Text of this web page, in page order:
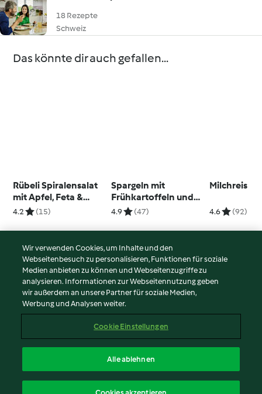
18 Rezepte
Schweiz
Das könnte dir auch gefallen...
Rübeli Spiralensalat
mit Apfel, Feta &
Nüssen
4.2 (15)
Spargeln mit
Frühkartoffeln und
Joghurthollandaise
4.9 (47)
Milchreis
4.6 (92)
© Copyright 2026
Nutzungsbedingungen
Datenschutzrichtlinien
Impressum
Inhalt melden
Wir verwenden Cookies, um Inhalte und den
Webseitenbesuch zu personalisieren, Funktionen für soziale
Medien anbieten zu können und Webseitenzugriffe zu
analysieren. Informationen zur Webseitennutzung geben
wir außerdem an unsere Partner für soziale Medien,
Werbung und Analysen weiter.
Cookie Einstellungen
Alle ablehnen